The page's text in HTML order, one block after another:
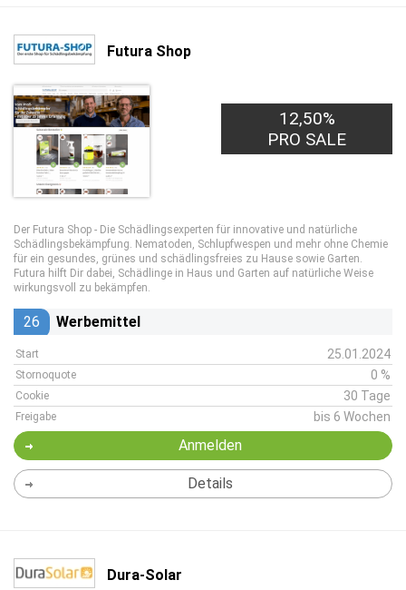
Futura Shop
12,50%
PRO SALE
Der Futura Shop - Die Schädlingsexperten für innovative und natürliche
Schädlingsbekämpfung. Nematoden, Schlupfwespen und mehr ohne Chemie
für ein gesundes, grünes und schädlingsfreies zu Hause sowie Garten.
Futura hilft Dir dabei, Schädlinge in Haus und Garten auf natürliche Weise
wirkungsvoll zu bekämpfen.
26 Werbemittel
Start 25.01.2024
Stornoquote 0 %
Cookie 30 Tage
Freigabe bis 6 Wochen
Anmelden
Details
Dura-Solar